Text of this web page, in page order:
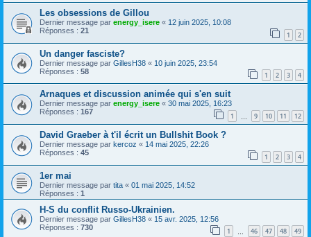
Les obsessions de Gillou
Dernier message par energy_isere « 12 juin 2025, 10:08
Réponses : 21 1 2
Un danger fasciste?
Dernier message par GillesH38 « 10 juin 2025, 23:54
Réponses : 58 1 2 3 4
Arnaques et discussion animée qui s'en suit
Dernier message par energy_isere « 30 mai 2025, 16:23
Réponses : 167 1 9 10 11 12
David Graeber à t'il écrit un Bullshit Book ?
Dernier message par kercoz « 14 mai 2025, 22:26
Réponses : 45 1 2 3 4
1er mai
Dernier message par tita « 01 mai 2025, 14:52
Réponses : 1
H-S du conflit Russo-Ukrainien.
Dernier message par GillesH38 « 15 avr. 2025, 12:56
Réponses : 730 1 46 47 48 49